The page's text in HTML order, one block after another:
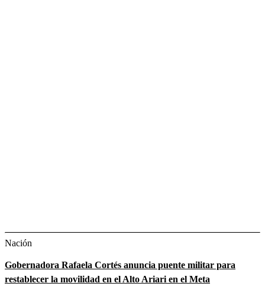
Nación
Gobernadora Rafaela Cortés anuncia puente militar para
restablecer la movilidad en el Alto Ariari en el Meta